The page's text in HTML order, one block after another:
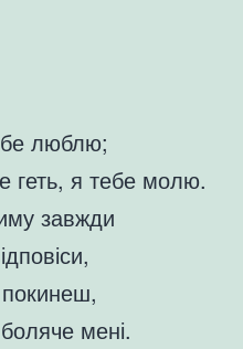
люблю;
геть, я тебе молю.
завжди
мені.